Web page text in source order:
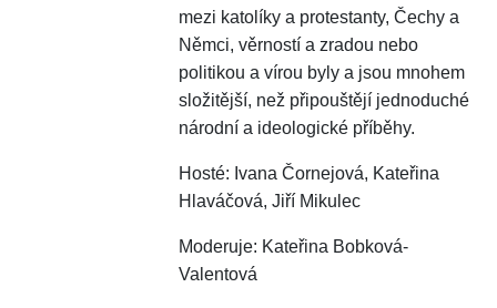
mezi katolíky a protestanty, Čechy a
Němci, věrností a zradou nebo
politikou a vírou byly a jsou mnohem
složitější, než připouštějí jednoduché
národní a ideologické příběhy.
Hosté: Ivana Čornejová, Kateřina
Hlaváčová, Jiří Mikulec
Moderuje: Kateřina Bobková-
Valentová